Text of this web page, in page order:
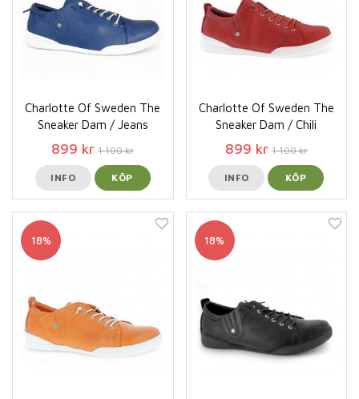
Charlotte Of Sweden The
Sneaker Dam / Jeans
899 kr 1 100 kr
INFO KÖP
Charlotte Of Sweden The
Sneaker Dam / Chili
899 kr 1 100 kr
INFO KÖP
18% 18%